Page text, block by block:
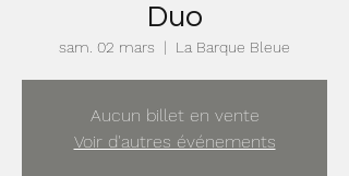
Duo
sam. 02 mars
  |
La Barque Bleue
Aucun billet en vente
Voir d'autres événements